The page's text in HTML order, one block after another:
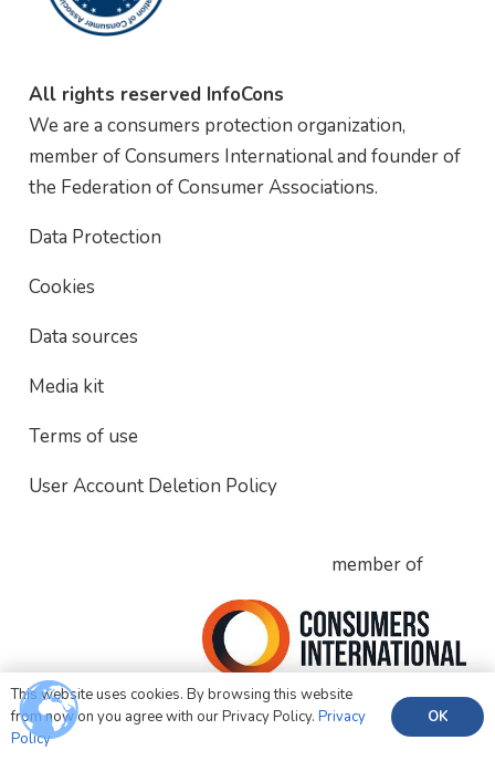
All rights reserved InfoCons
We are a consumers protection organization,
member of Consumers International and founder of
the Federation of Consumer Associations.
Data Protection
Cookies
Data sources
Media kit
Terms of use
User Account Deletion Policy
member of
This website uses cookies. By browsing this website
from now on you agree with our Privacy Policy. Privacy
Policy
OK